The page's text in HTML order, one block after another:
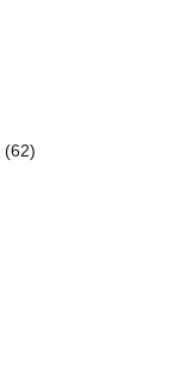
(62)